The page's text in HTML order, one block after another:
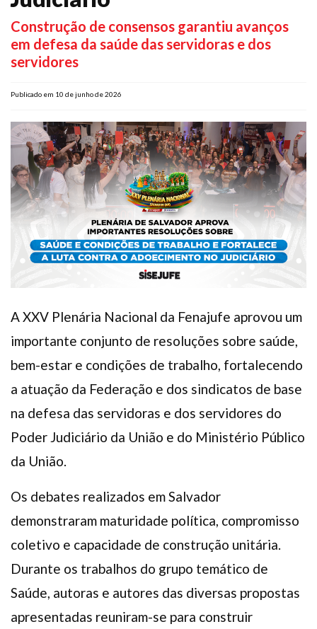
Construção de consensos garantiu avanços
em defesa da saúde das servidoras e dos
servidores
Publicado em 10 de junho de 2026
A XXV Plenária Nacional da Fenajufe aprovou um
importante conjunto de resoluções sobre saúde,
bem-estar e condições de trabalho, fortalecendo
a atuação da Federação e dos sindicatos de base
na defesa das servidoras e dos servidores do
Poder Judiciário da União e do Ministério Público
da União.
Os debates realizados em Salvador
demonstraram maturidade política, compromisso
coletivo e capacidade de construção unitária.
Durante os trabalhos do grupo temático de
Saúde, autoras e autores das diversas propostas
apresentadas reuniram-se para construir
Assistência Funeral
Pós-graduação